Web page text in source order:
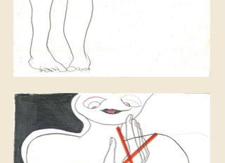
Breast milk, lead and
1981 (c) SAMMLUNG
VERBUND